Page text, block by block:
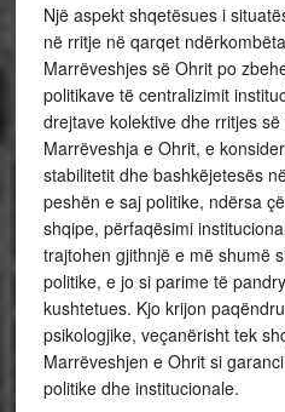
Një aspekt shqetësues i
në rritje në qarqet
Marrëveshjes së Ohrit po
politikave të centralizimit
drejtave kolektive dhe rritjes
Marrëveshja e Ohrit, e
stabilitetit dhe bashkëjetesës
peshën e saj politike, ndërsa
shqipe, përfaqësimi
trajtohen gjithnjë e më shumë
politike, e jo si parime të
kushtetues. Kjo krijon
psikologjike, veçanërisht tek
Marrëveshjen e Ohrit si
politike dhe institucionale.